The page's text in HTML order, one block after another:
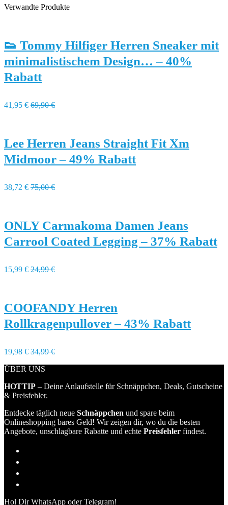
Verwandte Produkte
👟 Tommy Hilfiger Herren Sneaker mit
minimalistischem Design… – 40%
Rabatt
41,95 € 69,90 €
Lee Herren Jeans Straight Fit Xm
Midmoor – 49% Rabatt
38,72 € 75,00 €
ONLY Carmakoma Damen Jeans
Carrool Coated Legging – 37% Rabatt
15,99 € 24,99 €
COOFANDY Herren
Rollkragenpullover – 43% Rabatt
19,98 € 34,99 €
ÜBER UNS
HOTTIP – Deine Anlaufstelle für Schnäppchen, Deals, Gutscheine
& Preisfehler.
Entdecke täglich neue Schnäppchen und spare beim
Onlineshopping bares Geld! Wir zeigen dir, wo du die besten
Angebote, unschlagbare Rabatte und echte Preisfehler findest.
Hol Dir WhatsApp oder Telegram!